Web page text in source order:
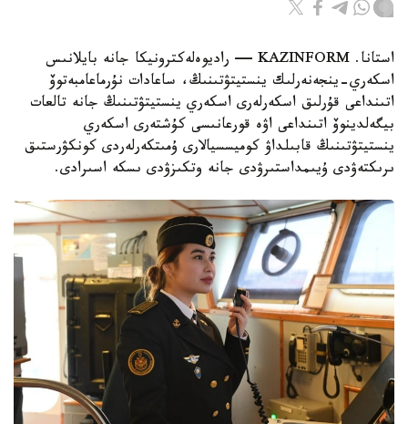
استانا. KAZINFORM — راديوەلەكترونيكا جانە بايلانىس
اسكەري-ينجەنەرلىك ينستيتۋتىنىڭ، ساعادات نۇرماعامبەتوۆ
اتىنداعى قۇرلىق اسكەرلەرى اسكەري ينستيتۋتىنىڭ جانە تالعات
بيگەلدينوۆ اتىنداعى اۋە قورعانىسى كۇشتەرى اسكەري
ينستيتۋتىنىڭ قابىلداۋ كوميسسيالارى ۇمىتكەرلەردى كونكۋرستىق
ىرىكتەۋدى ۇيىمداستىرۋدى جانە وتكىزۋدى ىسكە اسىرادى.